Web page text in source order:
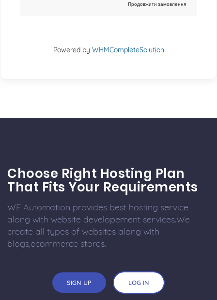
Продовжити замовлення
Powered by WHMCompleteSolution
Choose Right Hosting Plan
That Fits Your Requirements
WE Automation provides best hosting service
along with website developement services.We
create all types of websites along with
blogs,ecommerce stores.
SIGN UP LOG IN